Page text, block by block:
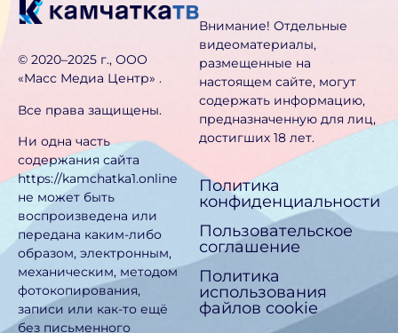
©️ 2020–2025 г., ООО
«Масс Медиа Центр» .
Все права защищены.
Ни одна часть
содержания сайта
https://kamchatka1.online
не может быть
воспроизведена или
передана каким-либо
образом, электронным,
механическим, методом
фотокопирования,
записи или как-то ещё
без письменного
Внимание! Отдельные
видеоматериалы,
размещенные на
настоящем сайте, могут
содержать информацию,
предназначен­ную для лиц,
достигших 18 лет.
Политика
конфиденциальности
Пользовательское
соглашение
Политика
использования
файлов cookie